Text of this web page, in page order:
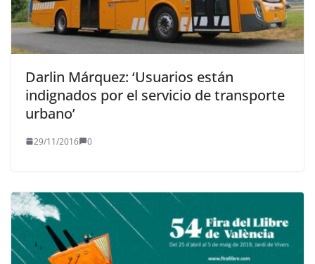
Darlin Márquez: ‘Usuarios están
indignados por el servicio de transporte
urbano’
29/11/2016 0